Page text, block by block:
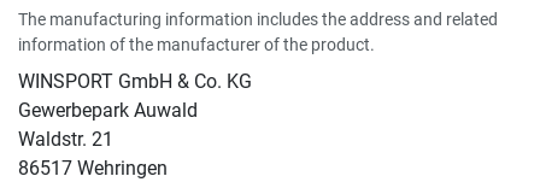
The manufacturing information includes the address and related
information of the manufacturer of the product.
WINSPORT GmbH & Co. KG
Gewerbepark Auwald
Waldstr. 21
86517 Wehringen